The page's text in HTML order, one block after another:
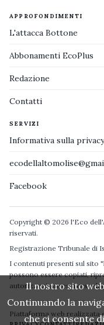
APPROFONDIMENTI
L'attacca Bottone
Abbonamenti EcoPlus
Redazione
Contatti
SERVIZI
Informativa sulla privacy
Facebook
Copyright © 2026 l'Eco
riservati.
Registrazione Tribunale di
I contenuti presenti sul sito
possono essere copiati,
autorizzazione espressa
Piattaforma web realizzata
Il nostro sito
Continuando la
che ci consente